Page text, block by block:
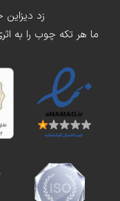
زد
ما هر تکه چوب را به